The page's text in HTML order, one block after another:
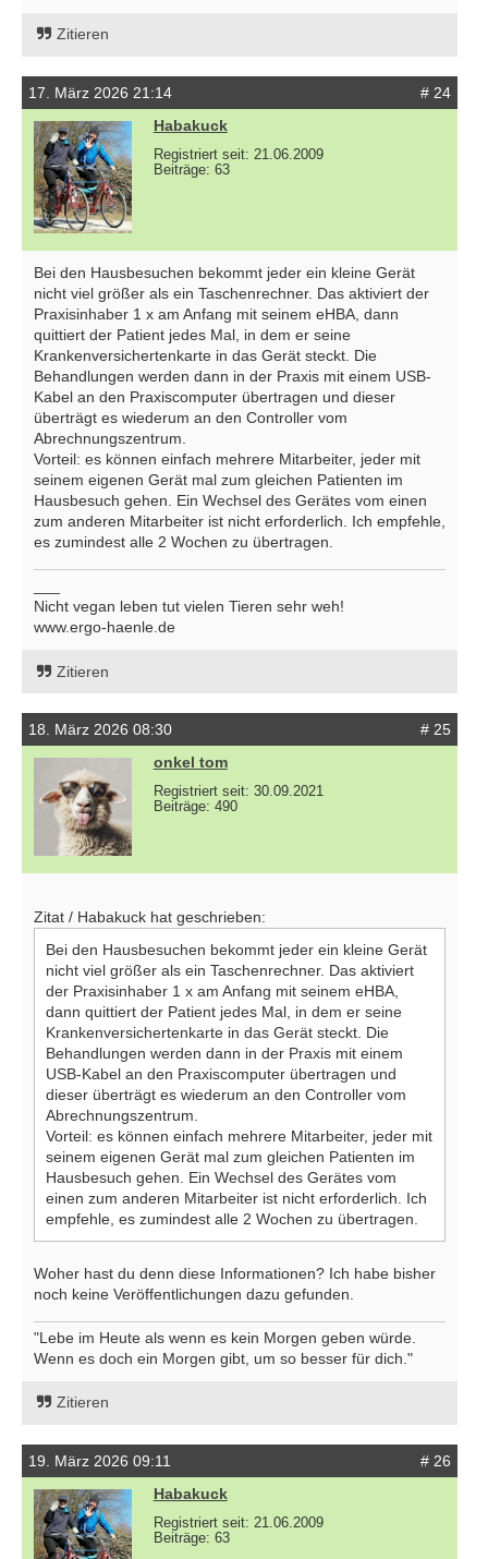
Zitieren
17. März 2026 21:14
# 24
Habakuck
Registriert seit: 21.06.2009
Beiträge: 63
Bei den Hausbesuchen bekommt jeder ein kleine Gerät
nicht viel größer als ein Taschenrechner. Das aktiviert der
Praxisinhaber 1 x am Anfang mit seinem eHBA, dann
quittiert der Patient jedes Mal, in dem er seine
Krankenversichertenkarte in das Gerät steckt. Die
Behandlungen werden dann in der Praxis mit einem USB-
Kabel an den Praxiscomputer übertragen und dieser
überträgt es wiederum an den Controller vom
Abrechnungszentrum.
Vorteil: es können einfach mehrere Mitarbeiter, jeder mit
seinem eigenen Gerät mal zum gleichen Patienten im
Hausbesuch gehen. Ein Wechsel des Gerätes vom einen
zum anderen Mitarbeiter ist nicht erforderlich. Ich empfehle,
es zumindest alle 2 Wochen zu übertragen.
Nicht vegan leben tut vielen Tieren sehr weh!
www.ergo-haenle.de
Zitieren
18. März 2026 08:30
# 25
onkel tom
Registriert seit: 30.09.2021
Beiträge: 490
Zitat / Habakuck hat geschrieben:
Bei den Hausbesuchen bekommt jeder ein kleine Gerät
nicht viel größer als ein Taschenrechner. Das aktiviert
der Praxisinhaber 1 x am Anfang mit seinem eHBA,
dann quittiert der Patient jedes Mal, in dem er seine
Krankenversichertenkarte in das Gerät steckt. Die
Behandlungen werden dann in der Praxis mit einem
USB-Kabel an den Praxiscomputer übertragen und
dieser überträgt es wiederum an den Controller vom
Abrechnungszentrum.
Vorteil: es können einfach mehrere Mitarbeiter, jeder mit
seinem eigenen Gerät mal zum gleichen Patienten im
Hausbesuch gehen. Ein Wechsel des Gerätes vom
einen zum anderen Mitarbeiter ist nicht erforderlich. Ich
empfehle, es zumindest alle 2 Wochen zu übertragen.
Woher hast du denn diese Informationen? Ich habe bisher
noch keine Veröffentlichungen dazu gefunden.
"Lebe im Heute als wenn es kein Morgen geben würde.
Wenn es doch ein Morgen gibt, um so besser für dich."
Zitieren
19. März 2026 09:11
# 26
Habakuck
Registriert seit: 21.06.2009
Beiträge: 63